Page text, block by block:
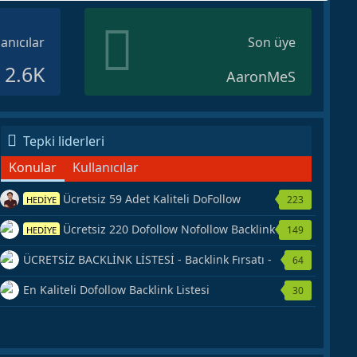
2.6K
Son üye
AaronMeS
Tepki liderleri
Konular
Kullanıcılar
HEDİYE Ücretsiz 59 Adet Kaliteli DoFollow
Backlink Kaynağı Veriyorum.
223
HEDİYE Ücretsiz 220 Dofollow Nofollow Backlink
Veriyorum
149
ÜCRETSİZ BACKLİNK LİSTESİ - Backlink Fırsatı -
Hemen Yetiş!
64
En Kaliteli Dofollow Backlink Listesi 30